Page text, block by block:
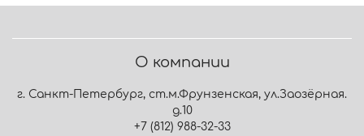
О компании
г. Санкт-Петербург, ст.м.Фрунзенская, ул.Заозёрная.
д.10
+7 (812) 988-32-33